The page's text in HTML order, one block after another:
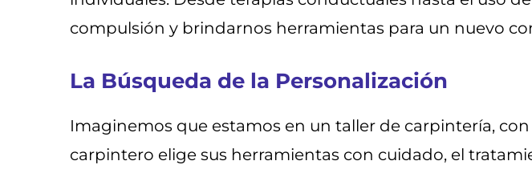
compulsión y brindarnos herramientas para un nuevo
La Búsqueda de la Personalización
Imaginemos que estamos en un taller de carpintería,
carpintero elige sus herramientas con cuidado, el